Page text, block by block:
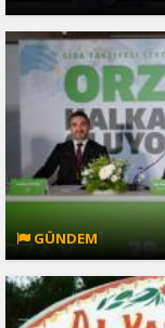
GÜNDEM